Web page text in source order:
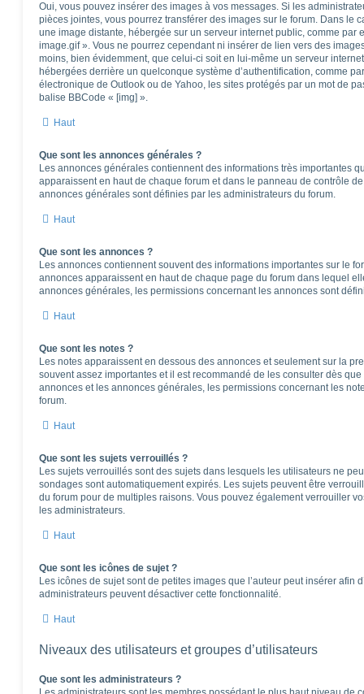
Oui, vous pouvez insérer des images à vos messages. Si les
pièces jointes, vous pourrez transférer des images sur le forum. Dans le
une image distante, hébergée sur un serveur internet public, comme par
image.gif ». Vous ne pourrez cependant ni insérer de lien vers des
moins, bien évidemment, que celui-ci soit en lui-même un serveur
hébergées derrière un quelconque système d’authentification, comme
électronique de Outlook ou de Yahoo, les sites protégés par un mot de
balise BBCode « [img] ».
Haut
Que sont les annonces générales ?
Les annonces générales contiennent des informations très importantes
apparaissent en haut de chaque forum et dans le panneau de contrôle
annonces générales sont définies par les administrateurs du forum.
Haut
Que sont les annonces ?
Les annonces contiennent souvent des informations importantes sur le
annonces apparaissent en haut de chaque page du forum dans lequel
annonces générales, les permissions concernant les annonces sont
Haut
Que sont les notes ?
Les notes apparaissent en dessous des annonces et seulement sur la
souvent assez importantes et il est recommandé de les consulter dès
annonces et les annonces générales, les permissions concernant les
forum.
Haut
Que sont les sujets verrouillés ?
Les sujets verrouillés sont des sujets dans lesquels les utilisateurs ne
sondages sont automatiquement expirés. Les sujets peuvent être
du forum pour de multiples raisons. Vous pouvez également verrouiller
les administrateurs.
Haut
Que sont les icônes de sujet ?
Les icônes de sujet sont de petites images que l’auteur peut insérer afin
administrateurs peuvent désactiver cette fonctionnalité.
Haut
Niveaux des utilisateurs et groupes d’utilisateurs
Que sont les administrateurs ?